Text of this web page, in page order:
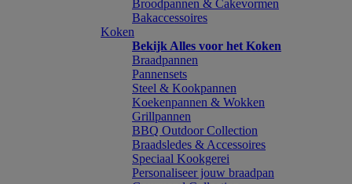
Broodpannen & Cakevormen
Bakaccessoires
Koken
Bekijk Alles voor het Koken
Braadpannen
Pannensets
Steel & Kookpannen
Koekenpannen & Wokken
Grillpannen
BBQ Outdoor Collection
Braadsledes & Accessoires
Speciaal Kookgerei
Personaliseer jouw braadpan